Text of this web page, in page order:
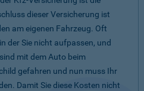
dieser Versicherung ist
am eigenen Fahrzeug. Oft
der Sie nicht aufpassen, und
mit dem Auto beim
gefahren und nun muss Ihr
Damit Sie diese Kosten nicht